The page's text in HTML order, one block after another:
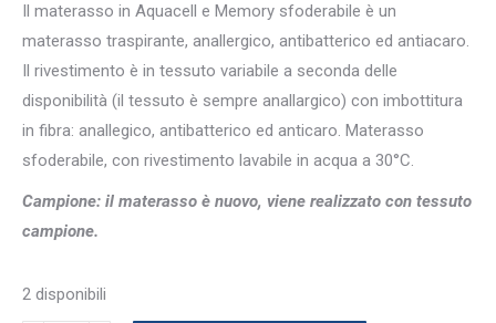
Il materasso in Aquacell e Memory sfoderabile è un
materasso traspirante, anallergico, antibatterico ed antiacaro.
Il rivestimento è in tessuto variabile a seconda delle
disponibilità (il tessuto è sempre anallargico) con imbottitura
in fibra: anallegico, antibatterico ed anticaro. Materasso
sfoderabile, con rivestimento lavabile in acqua a 30°C.
Campione: il materasso è nuovo, viene realizzato con tessuto
campione.
2 disponibili